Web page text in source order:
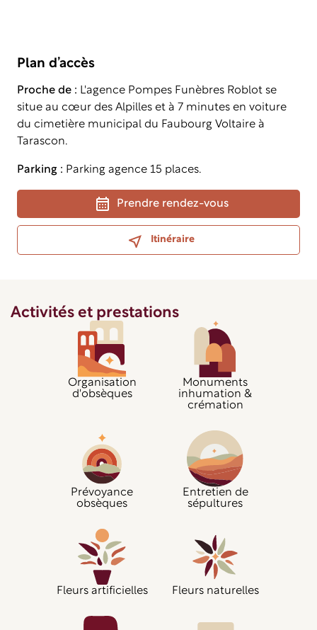
Plan d’accès
Proche de : L'agence Pompes Funèbres Roblot se
situe au cœur des Alpilles et à 7 minutes en voiture
du cimetière municipal du Faubourg Voltaire à
Tarascon.
Parking : Parking agence 15 places.
Prendre rendez-vous
Itinéraire
Activités et prestations
Organisation
d'obsèques
Monuments
inhumation &
crémation
Prévoyance
obsèques
Entretien de
sépultures
Fleurs artificielles Fleurs naturelles